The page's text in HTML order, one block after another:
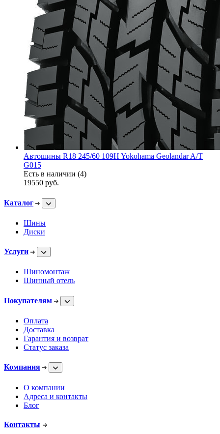
Автошины R18 245/60 109H Yokohama Geolandar A/T
G015
Есть в наличии (4)
19550 руб.
Каталог
Шины
Диски
Услуги
Шиномонтаж
Шинный отель
Покупателям
Оплата
Доставка
Гарантия и возврат
Статус заказа
Компания
О компании
Адреса и контакты
Блог
Контакты